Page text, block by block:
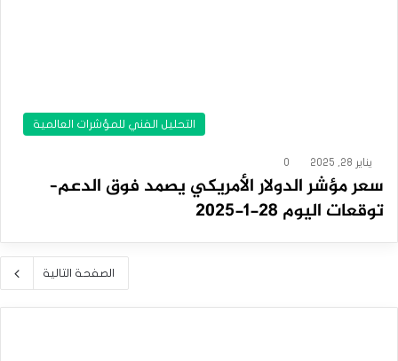
التحليل الفني للمؤشرات العالمية
يناير 28, 2025 0
سعر مؤشر الدولار الأمريكي يصمد فوق الدعم–
توقعات اليوم 28-1-2025
الصفحة التالية